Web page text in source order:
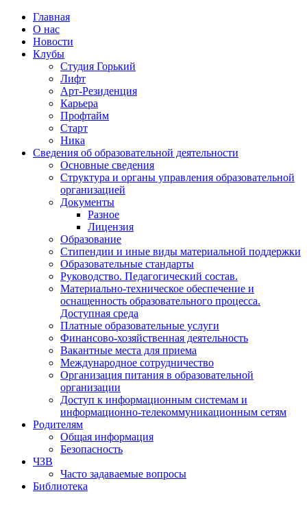
Главная
О нас
Новости
Клубы
Студия Горький
Лифт
Арт-Резиденция
Карьера
Профтайм
Старт
Ника
Сведения об образовательной деятельности
Основные сведения
Структура и органы управления образовательной
организацией
Документы
Разное
Лицензия
Образование
Стипендии и иные виды материальной поддержки
Образовательные стандарты
Руководство. Педагогический состав.
Материально-техническое обеспечение и
оснащенность образовательного процесса.
Доступная среда
Платные образовательные услуги
Финансово-хозяйственная деятельность
Вакантные места для приема
Международное сотрудничество
Организация питания в образовательной
организации
Доступ к информационным системам и
информационно-телекоммуникационным сетям
Родителям
Общая информация
Безопасность
ЧЗВ
Часто задаваемые вопросы
Библиотека